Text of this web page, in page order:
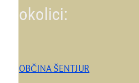
okolici:
OBČINA ŠENTJUR